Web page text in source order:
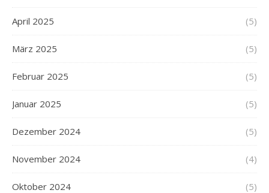
April 2025 (5)
März 2025 (5)
Februar 2025 (5)
Januar 2025 (5)
Dezember 2024 (5)
November 2024 (4)
Oktober 2024 (5)